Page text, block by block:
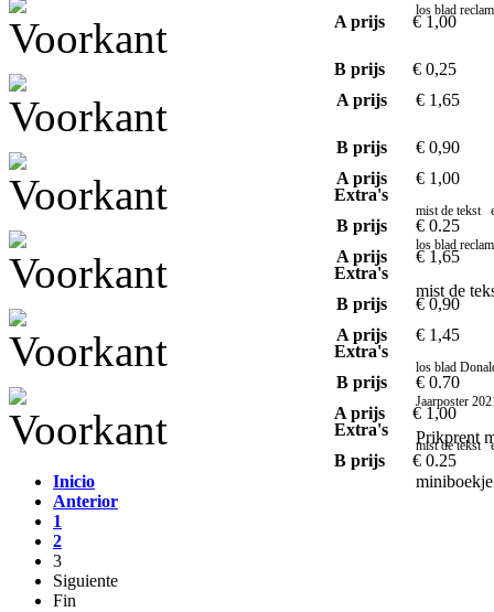
los blad
A prijs
€ 1,00
B prijs
€ 0,25
A prijs
€ 1,65
B prijs € 0,90
Extra's
mist de tekst
los blad
A prijs € 1,00
B prijs € 0.25
Extra's
mist de
A prijs € 1,65
B prijs € 0,90
Extra's
los blad
Jaarposter
Prikprent
A prijs € 1,45
B prijs € 0.70
Extra's
mist de tekst
A prijs € 1,00
B prijs
€ 0.25
Inicio
Anterior
1
2
3
Siguiente
Fin